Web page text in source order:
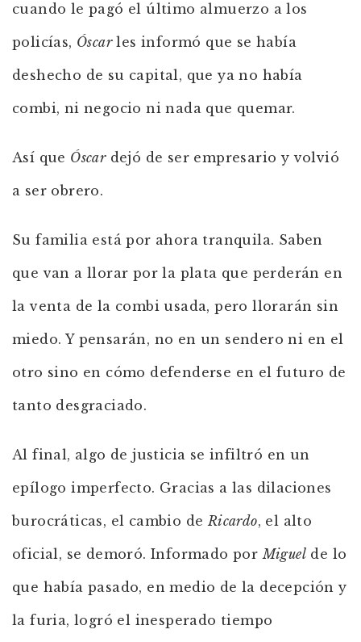
cuando le pagó el último almuerzo a los
policías, Óscarles informó que se había
deshecho de su capital, que ya no había
combi, ni negocio ni nada que quemar.
Así que Óscardejó de ser empresario y volvió
a ser obrero.
Su familia está por ahora tranquila. Saben
que van a llorar por la plata que perderán en
la venta de la combi usada, pero llorarán sin
miedo. Y pensarán, no en un sendero ni en el
otro sino en cómo defenderse en el futuro de
tanto desgraciado.
Al final, algo de justicia se infiltró en un
epílogo imperfecto. Gracias a las dilaciones
burocráticas, el cambio deRicardo, el alto
oficial, se demoró. Informado porMiguel de lo
que había pasado, en medio de la decepción y
la furia, logró el inesperado tiempo